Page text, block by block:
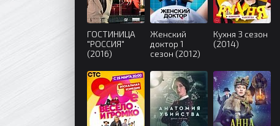
ГОСТИНИЦА
"РОССИЯ"
(2016)
Женский
доктор 1
сезон (2012)
Кухня 3 сезон
(2014)